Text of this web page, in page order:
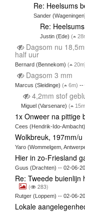
Re: Heelsums
Sander
Re:
Justin (Ede) (
Dagsom nu
half uur
Bernard (Bennekom) (
Dagsom 3 mm
Marcus (Sleidinge) ( 6m) --
4,2mm stof
Miguel (Varsenare)(
1x Onweer na pittige
Cees (Hendrik-Ido-
Wolkbreuk, 197mm/u
Yaro (Wommelgem,
Hier in zo-Friesland
Guus (Drachten) -- 02-06-
Re: Tweede buienlijn
( 283)
Rutger (Loppem) -- 02-06-
Lokale